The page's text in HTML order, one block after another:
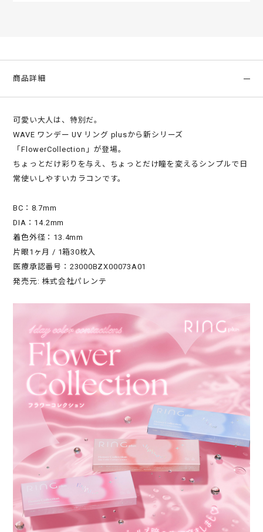
商品詳細
可愛い大人は、特別だ。
WAVE ワンデー UV リング plusから新シリーズ
「FlowerCollection」が登場。
ちょっとだけ彩りを与え、ちょっとだけ瞳を変えるシンプルで日
常使いしやすいカラコンです。
BC：8.7mm
DIA：14.2mm
着色外径：13.4mm
片眼1ヶ月 / 1箱30枚入
医療承認番号：23000BZX00073A01
発売元: 株式会社パレンテ